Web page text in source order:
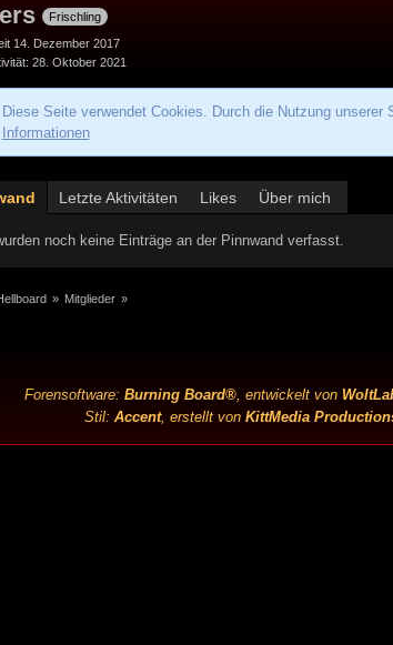
Frischling
14. Dezember 2017
28. Oktober 2021
Diese Seite verwendet Cookies. Durch die Nutzung
Informationen
Letzte Aktivitäten Likes Über mich
noch keine Einträge an der Pinnwand verfasst.
» Mitglieder »
Forensoftware: Burning Board®, entwickelt von
Stil: Accent, erstellt von KittMedia